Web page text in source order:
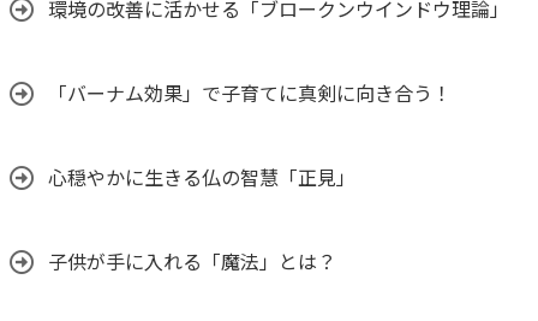
環境の改善に活かせる「ブロークンウインドウ理論」
「バーナム効果」で子育てに真剣に向き合う！
心穏やかに生きる仏の智慧「正見」
子供が手に入れる「魔法」とは？